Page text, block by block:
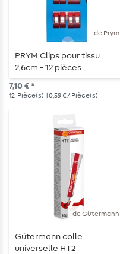
de Prym
PRYM Clips pour tissu
2,6cm - 12 pièces
7,10 € *
12 Pièce(s) | 0,59 € / Pièce(s)
de Gütermann
Gütermann colle
universelle HT2